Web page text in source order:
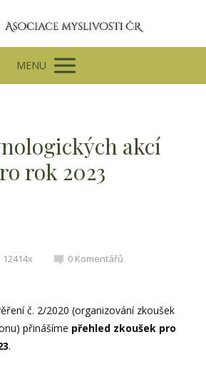
MENU
akcí
rok 2023
12414x 0 Komentářů
č. 2/2020 (organizování zkoušek
přinášíme přehled zkoušek pro
.